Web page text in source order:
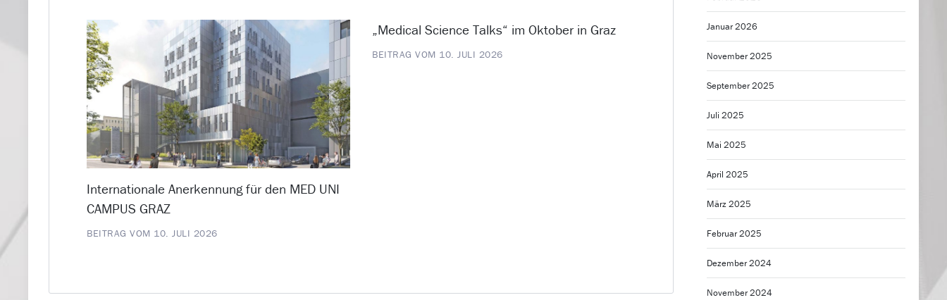
Internationale Anerkennung für den MED UNI
CAMPUS GRAZ
BEITRAG VOM 10. JULI 2026
„Medical Science Talks“ im Oktober in Graz
BEITRAG VOM 10. JULI 2026
Januar 2026
November 2025
September 2025
Juli 2025
Mai 2025
April 2025
März 2025
Februar 2025
Dezember 2024
November 2024